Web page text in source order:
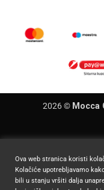
2026 © Mocca
Ova web stranica koristi
Kolačiće upotrebljavamo
bili u stanju vršiti dalja